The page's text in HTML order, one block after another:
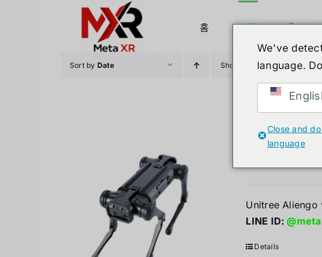
홈 제품 휴머노
Sort by Date Show 24 Products
Unitree Aliengo
Unitree
LINE ID:
Details
We've
language.
Close and
language